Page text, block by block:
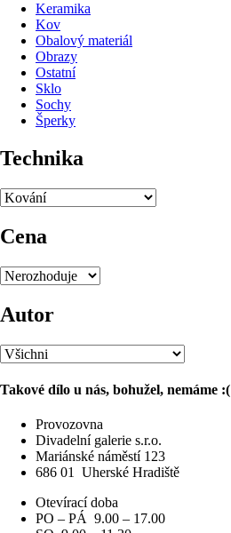
Keramika
Kov
Obalový materiál
Obrazy
Ostatní
Sklo
Sochy
Šperky
Technika
Cena
Autor
Takové dílo u nás, bohužel, nemáme :(
Provozovna
Divadelní galerie s.r.o.
Mariánské náměstí 123
686 01
Uherské Hradiště
Otevírací doba
PO – PÁ 9.00 – 17.00